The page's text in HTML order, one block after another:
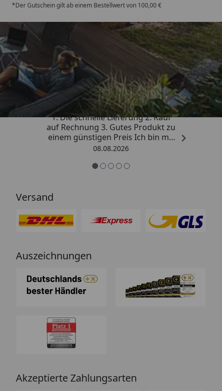
*Der Gutschein gilt ab einem Bestellwert von 100,00 €
Trusted Shops
4,81/ 5
„Besonders gut gefallen hat mir :
1. Die schnelle Lieferung 2. Kauf
auf Rechnung 3. Gutes Produkt zu
einem günstigen Preis Ich bin mit
der Kaufabwicklung sehr
08.08.2026
Versand
Auszeichnungen
Akzeptierte Zahlungsarten